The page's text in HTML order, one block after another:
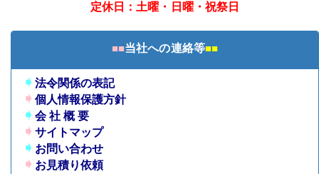
定休日：土曜・日曜・祝祭日
■■当社への連絡等■■
➧法令関係の表記
➧個人情報保護方針
➧会 社 概 要
➧サイトマップ
➧ お問い合わせ
➧ お見積り依頼